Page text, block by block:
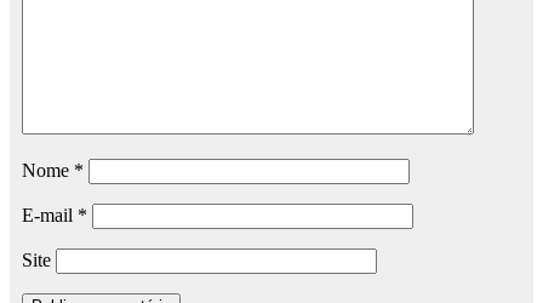
Nome *
E-mail *
Site